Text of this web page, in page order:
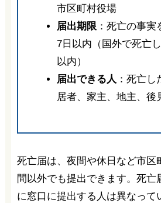
市区町村役場
届出期限 ：死亡の事
7日以内（国外で死亡
以内）
届出できる人 ：死亡し
居者、家主、地主、後
死亡届は、夜間や休日など市区
間以外でも提出できます。死亡
に窓口に提出する人は異なって